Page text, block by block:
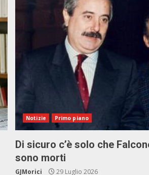
Notizie Primo piano
Di sicuro c’è solo che
sono morti
GJMorici 29 Luglio 2026